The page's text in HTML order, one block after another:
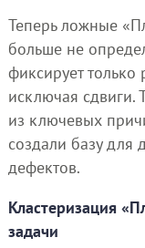
Теперь ложные
больше не
фиксирует
исключая сдвиги.
из ключевых
создали базу для
дефектов.
Кластеризация
задачи